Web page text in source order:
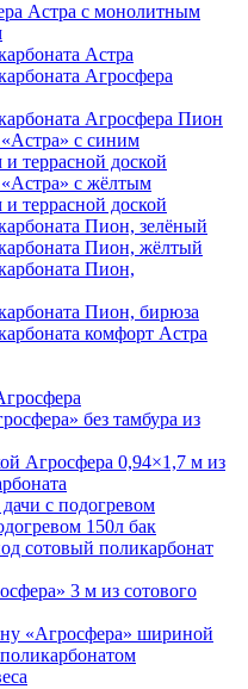
Астра с монолитным
Астра
Агросфера
Агросфера Пион
«Астра» с синим
террасной доской
«Астра» с жёлтым
террасной доской
Пион, зелёный
Пион, жёлтый
Пион,
Пион, бирюза
комфорт Астра
без тамбура из
Агросфера 0,94×1,7 м из
с подогревом
150л бак
сотовый поликарбонат
3 м из сотового
«Агросфера» шириной